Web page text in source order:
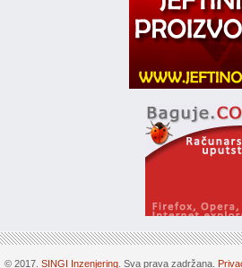
© 2017. SINGI Inzenjering . Sva prava zadržana.